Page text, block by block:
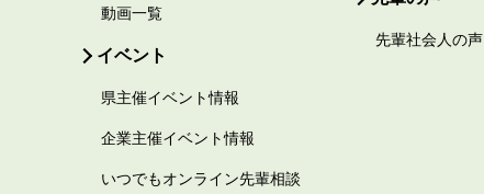
動画一覧
イベント
県主催イベント情報
企業主催イベント情報
いつでもオンライン先輩相談
先輩社会人の声